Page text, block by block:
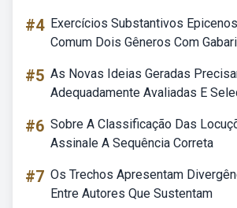
#4 Exercícios Substantivos
Comum Dois Gêneros Com
#5 As Novas Ideias Geradas
Adequadamente Avaliadas E
#6 Sobre A Classificação Das
Assinale A Sequência Correta
#7 Os Trechos Apresentam
Entre Autores Que Sustentam